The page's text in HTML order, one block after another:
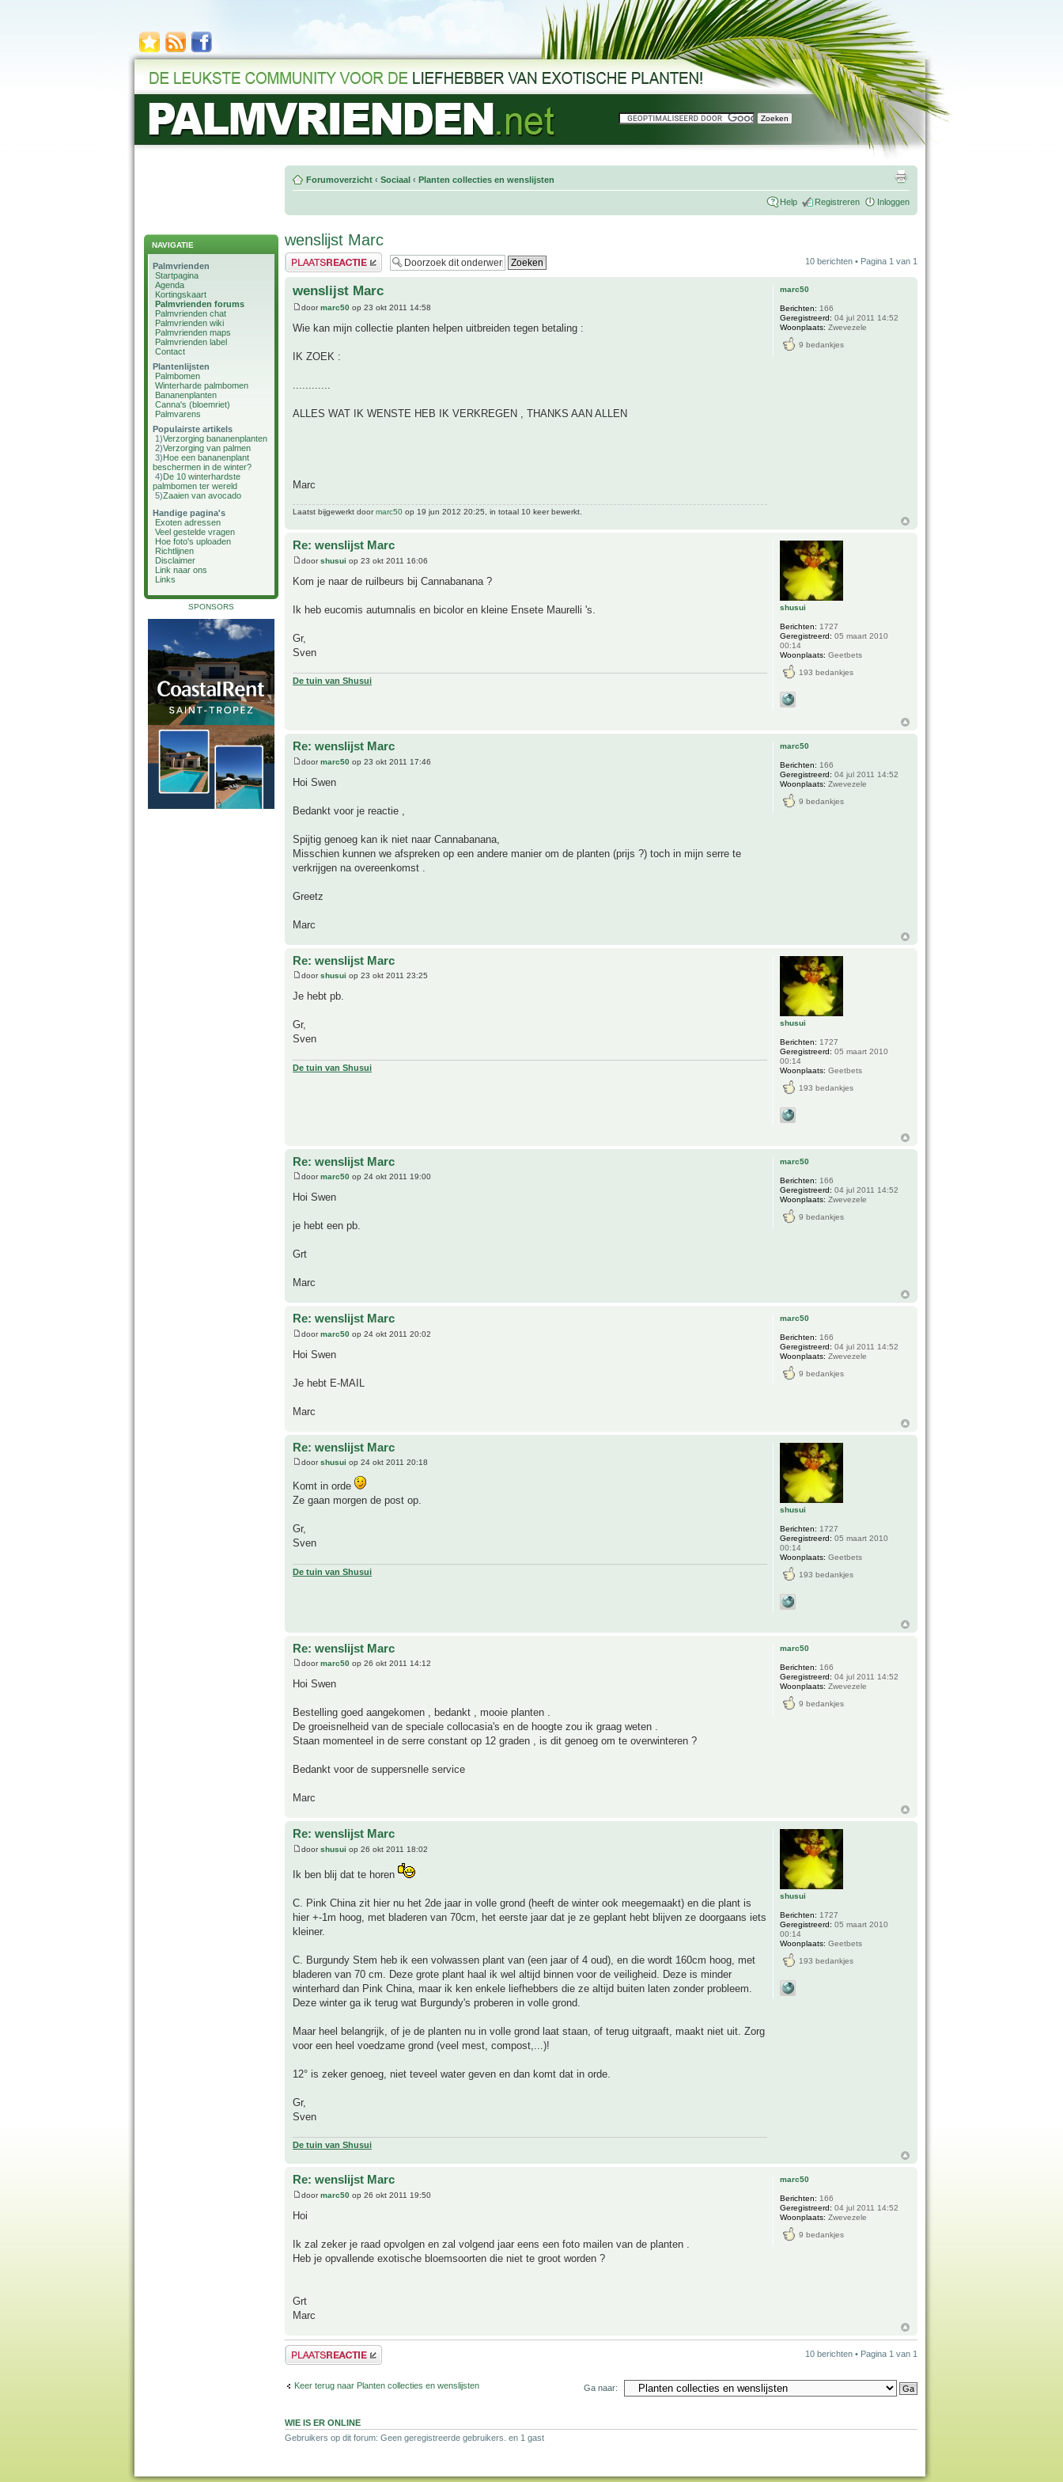
NAVIGATIE
Palmvrienden
Startpagina
Agenda
Kortingskaart
Palmvrienden forums
Palmvrienden chat
Palmvrienden wiki
Palmvrienden maps
Palmvrienden label
Contact
Plantenlijsten
Palmbomen
Winterharde palmbomen
Bananenplanten
Canna's (bloemriet)
Palmvarens
Populairste artikels
1)Verzorging bananenplanten
2)Verzorging van palmen
3)Hoe een bananenplant
beschermen in de winter?
4)De 10 winterhardste
palmbomen ter wereld
5)Zaaien van avocado
Handige pagina's
Exoten adressen
Veel gestelde vragen
Hoe foto's uploaden
Richtlijnen
Disclaimer
Link naar ons
Links
SPONSORS
Forumoverzicht ‹ Sociaal ‹ Planten collecties en wenslijsten
Help Registreren Inloggen
wenslijst Marc
Plaats een reactie 10 berichten • Pagina 1 van 1
wenslijst Marc
doormarc50 op 23 okt 2011 14:58
Wie kan mijn collectie planten helpen uitbreiden tegen betaling :
IK ZOEK :
............
ALLES WAT IK WENSTE HEB IK VERKREGEN , THANKS AAN ALLEN
Marc
Laatst bijgewerkt doormarc50 op 19 jun 2012 20:25, in totaal 10 keer bewerkt.
marc50
Berichten: 166
Geregistreerd: 04 jul 2011 14:52
Woonplaats: Zwevezele
9 bedankjes
Re: wenslijst Marc
doorshusui op 23 okt 2011 16:06
Kom je naar de ruilbeurs bij Cannabanana ?
Ik heb eucomis autumnalis en bicolor en kleine Ensete Maurelli 's.
Gr,
Sven
De tuin van Shusui
shusui
Berichten: 1727
Geregistreerd: 05 maart 2010
00:14
Woonplaats: Geetbets
193 bedankjes
Re: wenslijst Marc
doormarc50 op 23 okt 2011 17:46
Hoi Swen
Bedankt voor je reactie ,
Spijtig genoeg kan ik niet naar Cannabanana,
Misschien kunnen we afspreken op een andere manier om de planten (prijs ?) toch in mijn serre te
verkrijgen na overeenkomst .
Greetz
Marc
marc50
Berichten: 166
Geregistreerd: 04 jul 2011 14:52
Woonplaats: Zwevezele
9 bedankjes
Re: wenslijst Marc
doorshusui op 23 okt 2011 23:25
Je hebt pb.
Gr,
Sven
De tuin van Shusui
shusui
Berichten: 1727
Geregistreerd: 05 maart 2010
00:14
Woonplaats: Geetbets
193 bedankjes
Re: wenslijst Marc
doormarc50 op 24 okt 2011 19:00
Hoi Swen
je hebt een pb.
Grt
Marc
marc50
Berichten: 166
Geregistreerd: 04 jul 2011 14:52
Woonplaats: Zwevezele
9 bedankjes
Re: wenslijst Marc
doormarc50 op 24 okt 2011 20:02
Hoi Swen
Je hebt E-MAIL
Marc
marc50
Berichten: 166
Geregistreerd: 04 jul 2011 14:52
Woonplaats: Zwevezele
9 bedankjes
Re: wenslijst Marc
doorshusui op 24 okt 2011 20:18
Komt in orde
Ze gaan morgen de post op.
Gr,
Sven
De tuin van Shusui
shusui
Berichten: 1727
Geregistreerd: 05 maart 2010
00:14
Woonplaats: Geetbets
193 bedankjes
Re: wenslijst Marc
doormarc50 op 26 okt 2011 14:12
Hoi Swen
Bestelling goed aangekomen , bedankt , mooie planten .
De groeisnelheid van de speciale collocasia's en de hoogte zou ik graag weten .
Staan momenteel in de serre constant op 12 graden , is dit genoeg om te overwinteren ?
Bedankt voor de suppersnelle service
Marc
marc50
Berichten: 166
Geregistreerd: 04 jul 2011 14:52
Woonplaats: Zwevezele
9 bedankjes
Re: wenslijst Marc
doorshusui op 26 okt 2011 18:02
Ik ben blij dat te horen
C. Pink China zit hier nu het 2de jaar in volle grond (heeft de winter ook meegemaakt) en die plant is
hier +-1m hoog, met bladeren van 70cm, het eerste jaar dat je ze geplant hebt blijven ze doorgaans iets
kleiner.
C. Burgundy Stem heb ik een volwassen plant van (een jaar of 4 oud), en die wordt 160cm hoog, met
bladeren van 70 cm. Deze grote plant haal ik wel altijd binnen voor de veiligheid. Deze is minder
winterhard dan Pink China, maar ik ken enkele liefhebbers die ze altijd buiten laten zonder probleem.
Deze winter ga ik terug wat Burgundy's proberen in volle grond.
Maar heel belangrijk, of je de planten nu in volle grond laat staan, of terug uitgraaft, maakt niet uit. Zorg
voor een heel voedzame grond (veel mest, compost,...)!
12° is zeker genoeg, niet teveel water geven en dan komt dat in orde.
Gr,
Sven
De tuin van Shusui
shusui
Berichten: 1727
Geregistreerd: 05 maart 2010
00:14
Woonplaats: Geetbets
193 bedankjes
Re: wenslijst Marc
doormarc50 op 26 okt 2011 19:50
Hoi
Ik zal zeker je raad opvolgen en zal volgend jaar eens een foto mailen van de planten .
Heb je opvallende exotische bloemsoorten die niet te groot worden ?
Grt
Marc
marc50
Berichten: 166
Geregistreerd: 04 jul 2011 14:52
Woonplaats: Zwevezele
9 bedankjes
Plaats een reactie 10 berichten • Pagina 1 van 1
Keer terug naar Planten collecties en wenslijsten Ga naar:
WIE IS ER ONLINE
Gebruikers op dit forum: Geen geregistreerde gebruikers. en 1 gast